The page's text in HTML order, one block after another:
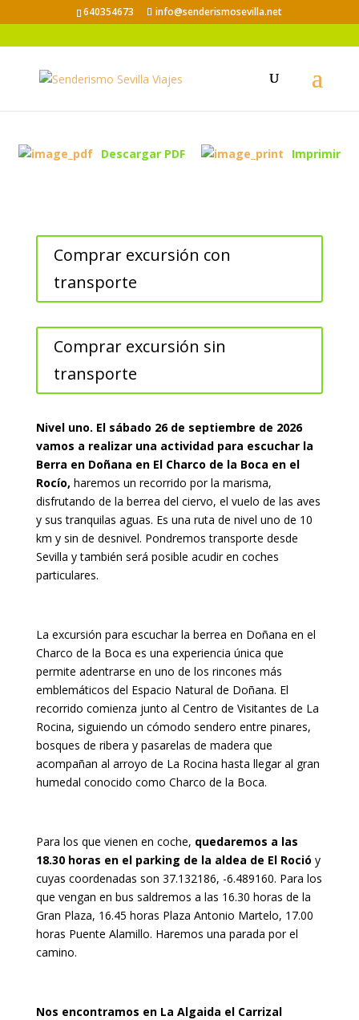
640354673 info@senderismosevilla.net
LA BERREA EN DOÑANA
Descargar PDF Imprimir
Comprar excursión con
transporte
Comprar excursión sin
transporte
Nivel uno. El sábado 26 de septiembre de 2026
vamos a realizar una actividad para escuchar la
Berra en Doñana en El Charco de la Boca en el
Rocío, haremos un recorrido por la marisma,
disfrutando de la berrea del ciervo, el vuelo de las aves
y sus tranquilas aguas. Es una ruta de nivel uno de 10
km y sin de desnivel. Pondremos transporte desde
Sevilla y también será posible acudir en coches
particulares.
La excursión para escuchar la berrea en Doñana en el
Charco de la Boca es una experiencia única que
permite adentrarse en uno de los rincones más
emblemáticos del Espacio Natural de Doñana. El
recorrido comienza junto al Centro de Visitantes de La
Rocina, siguiendo un cómodo sendero entre pinares,
bosques de ribera y pasarelas de madera que
acompañan al arroyo de La Rocina hasta llegar al gran
humedal conocido como Charco de la Boca.
Para los que vienen en coche, quedaremos a las
18.30 horas en el parking de la aldea de El Roció y
cuyas coordenadas son 37.132186, -6.489160. Para los
que vengan en bus saldremos a las 16.30 horas de la
Gran Plaza, 16.45 horas Plaza Antonio Martelo, 17.00
horas Puente Alamillo. Haremos una parada por el
camino.
Nos encontramos en La Algaida el Carrizal